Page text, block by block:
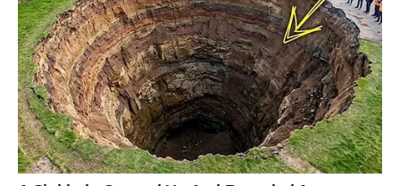
JARAC
Jarčevi su poznati po tome što ne veruju previše u sreću.
Oni smatraju da se sve postiže radom, disciplinom i
istrajnošću. Ipak, čak i oni ponekad dobiju poklon od